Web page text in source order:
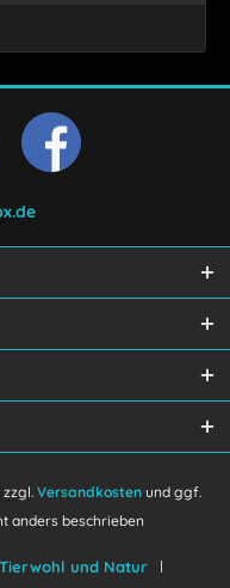
Senden
Versandkosten und ggf.
anders beschrieben
und Natur